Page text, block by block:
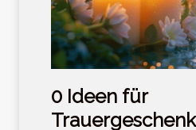
0 Ideen für